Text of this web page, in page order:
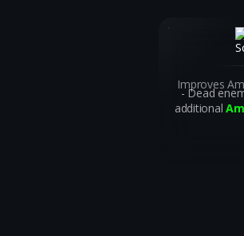
Improves
Dead
additional